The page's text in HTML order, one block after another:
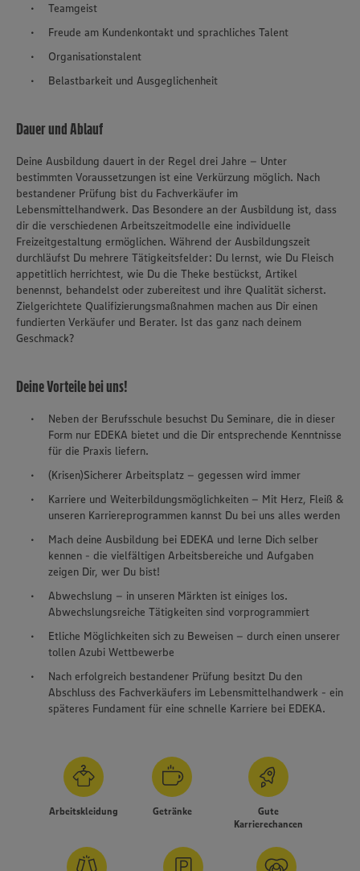
Teamgeist
Freude am Kundenkontakt und sprachliches Talent
Organisationstalent
Belastbarkeit und Ausgeglichenheit
Dauer und Ablauf
Deine Ausbildung dauert in der Regel drei Jahre – Unter
bestimmten Voraussetzungen ist eine Verkürzung möglich. Nach
bestandener Prüfung bist du Fachverkäufer im
Lebensmittelhandwerk. Das Besondere an der Ausbildung ist, dass
dir die verschiedenen Arbeitszeitmodelle eine individuelle
Freizeitgestaltung ermöglichen. Während der Ausbildungszeit
durchläufst Du mehrere Tätigkeitsfelder: Du lernst, wie Du Fleisch
appetitlich herrichtest, wie Du die Theke bestückst, Artikel
benennst, behandelst oder zubereitest und ihre Qualität sicherst.
Zielgerichtete Qualifizierungsmaßnahmen machen aus Dir einen
fundierten Verkäufer und Berater. Ist das ganz nach deinem
Geschmack?
Deine Vorteile bei uns!
Neben der Berufsschule besuchst Du Seminare, die in dieser
Form nur EDEKA bietet und die Dir entsprechende Kenntnisse
für die Praxis liefern.
(Krisen)Sicherer Arbeitsplatz – gegessen wird immer
Karriere und Weiterbildungsmöglichkeiten – Mit Herz, Fleiß &
unseren Karriereprogrammen kannst Du bei uns alles werden
Mach deine Ausbildung bei EDEKA und lerne Dich selber
kennen - die vielfältigen Arbeitsbereiche und Aufgaben
zeigen Dir, wer Du bist!
Abwechslung – in unseren Märkten ist einiges los.
Abwechslungsreiche Tätigkeiten sind vorprogrammiert
Etliche Möglichkeiten sich zu Beweisen – durch einen unserer
tollen Azubi Wettbewerbe
Nach erfolgreich bestandener Prüfung besitzt Du den
Abschluss des Fachverkäufers im Lebensmittelhandwerk - ein
späteres Fundament für eine schnelle Karriere bei EDEKA.
Arbeitskleidung Getränke
Gute
Karrierechancen